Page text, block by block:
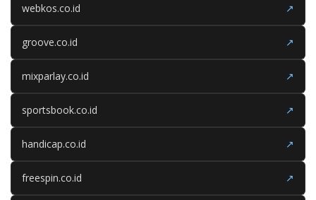
webkos.co.id ↗
groove.co.id ↗
mixparlay.co.id ↗
sportsbook.co.id ↗
handicap.co.id ↗
freespin.co.id ↗